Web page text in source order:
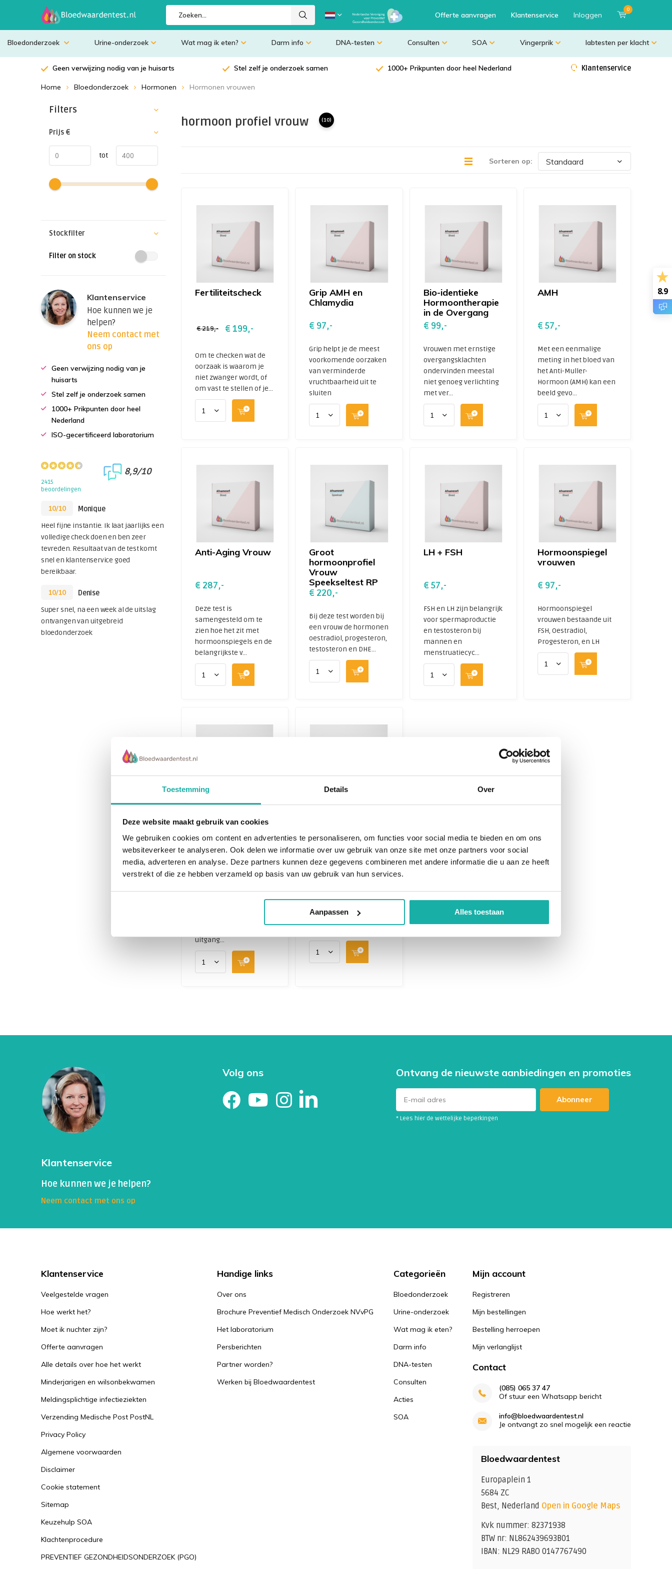
Toestemming Details Over
Deze website maakt gebruik van cookies
We gebruiken cookies om content en advertenties te personaliseren, om functies voor social media te bieden en om ons
websiteverkeer te analyseren. Ook delen we informatie over uw gebruik van onze site met onze partners voor social
media, adverteren en analyse. Deze partners kunnen deze gegevens combineren met andere informatie die u aan ze heeft
verstrekt of die ze hebben verzameld op basis van uw gebruik van hun services.
Aanpassen Alles toestaan
Offerte aanvragen Klantenservice Inloggen
0
Bloedonderzoek Urine-onderzoek Wat mag ik eten? Darm info DNA-testen Consulten SOA Vingerprik labtesten per klacht
Geen verwijzing nodig van je huisarts Stel zelf je onderzoek samen 1000+ Prikpunten door heel Nederland Klantenservice
Home Bloedonderzoek Hormonen Hormonen vrouwen
hormoon profiel vrouw (10)
Sorteren op:
Fertiliteitscheck
€ 219,- € 199,-
Om te checken wat de
oorzaak is waarom je
niet zwanger wordt, of
om vast te stellen of je...
Grip AMH en
Chlamydia
€ 97,-
Grip helpt je de meest
voorkomende oorzaken
van verminderde
vruchtbaarheid uit te
sluiten
Bio-identieke
Hormoontherapie
in de Overgang
€ 99,-
Vrouwen met ernstige
overgangsklachten
ondervinden meestal
niet genoeg verlichting
met ver...
AMH
€ 57,-
Met een eenmalige
meting in het bloed van
het Anti-Muller-
Hormoon (AMH) kan een
beeld gevo...
Anti-Aging Vrouw
€ 287,-
Deze test is
samengesteld om te
zien hoe het zit met
hormoonspiegels en de
belangrijkste v...
Groot
hormoonprofiel
Vrouw
Speekseltest RP
€ 220,-
Bij deze test worden bij
een vrouw de hormonen
oestradiol, progesteron,
testosteron en DHE...
LH + FSH
€ 57,-
FSH en LH zijn belangrijk
voor spermaproductie
en testosteron bij
mannen en
menstruatiecyc...
Hormoonspiegel
vrouwen
€ 97,-
Hormoonspiegel
vrouwen bestaande uit
FSH, Oestradiol,
Progesteron, en LH
identieke
- 0 meting (zonder
gebruik
hormonen)
€ 397,-
uitgang...
- met gebruik
hormonen
€ 397,-
bloedtest krijg je inzicht
in je hormonale
Sorteren op:
Filters
Prijs €
tot
Stockfilter
Filter on stock
Klantenservice
Hoe kunnen we je
helpen?
Neem contact met
ons op
Geen verwijzing nodig van je
huisarts
Stel zelf je onderzoek samen
1000+ Prikpunten door heel
Nederland
ISO-gecertificeerd laboratorium
2415
beoordelingen
8,9/10
10/10
Monique
Heel fijne instantie. Ik laat jaarlijks een
volledige check doen en ben zeer
tevreden. Resultaat van de test komt
snel en klantenservice goed
bereikbaar.
10/10
Denise
Super snel, na een week al de uitslag
ontvangen van uitgebreid
bloedonderzoek
Klantenservice
Hoe kunnen we je helpen?
Neem contact met ons op
Volg ons Ontvang de nieuwste aanbiedingen en promoties
Abonneer
* Lees hier de wettelijke beperkingen
Klantenservice
Veelgestelde vragen
Hoe werkt het?
Moet ik nuchter zijn?
Offerte aanvragen
Alle details over hoe het werkt
Minderjarigen en wilsonbekwamen
Meldingsplichtige infectieziekten
Verzending Medische Post PostNL
Privacy Policy
Algemene voorwaarden
Disclaimer
Cookie statement
Sitemap
Keuzehulp SOA
Klachtenprocedure
PREVENTIEF GEZONDHEIDSONDERZOEK (PGO)
Handige links
Over ons
Brochure Preventief Medisch Onderzoek NVvPG
Het laboratorium
Persberichten
Partner worden?
Werken bij Bloedwaardentest
Categorieën
Bloedonderzoek
Urine-onderzoek
Wat mag ik eten?
Darm info
DNA-testen
Consulten
Acties
SOA
Mijn account
Registreren
Mijn bestellingen
Bestelling herroepen
Mijn verlanglijst
Contact
(085) 065 37 47
Of stuur een Whatsapp bericht
info@bloedwaardentest.nl
Je ontvangt zo snel mogelijk een reactie
Bloedwaardentest
Europaplein 1
5684 ZC
Best, Nederland Open in Google Maps
Kvk nummer: 82371938
BTW nr: NL862439693B01
IBAN: NL29 RABO 0147767490
8.9